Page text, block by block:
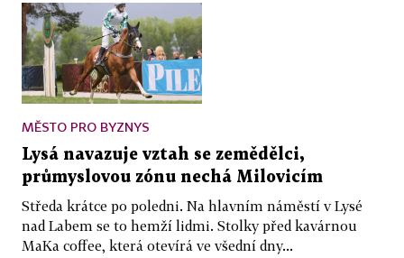
MĚSTO PRO BYZNYS
Lysá navazuje vztah se zemědělci,
průmyslovou zónu nechá Milovicím
Středa krátce po poledni. Na hlavním náměstí v Lysé
nad Labem se to hemží lidmi. Stolky před kavárnou
MaKa coffee, která otevírá ve všední dny...